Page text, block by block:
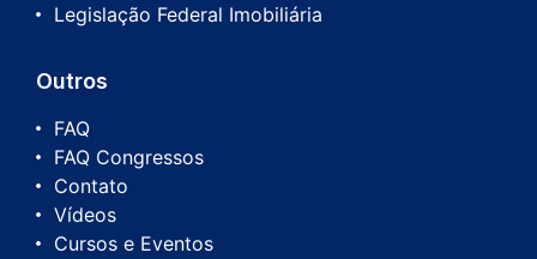
Legislação Federal Imobiliária
Outros
FAQ
FAQ Congressos
Contato
Vídeos
Cursos e Eventos